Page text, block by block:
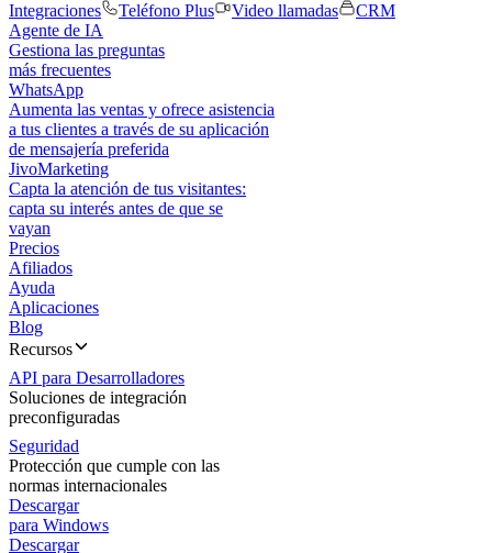
Integraciones
Teléfono Plus Video llamadas
CRM
Agente de IA
Gestiona las preguntas
más frecuentes
WhatsApp
Aumenta las ventas y ofrece asistencia
a tus clientes a través de su aplicación
de mensajería preferida
JivoMarketing
Capta la atención de tus visitantes:
capta su interés antes de que se
vayan
Precios
Afiliados
Ayuda
Aplicaciones
Blog
Recursos
API para Desarrolladores
Soluciones de integración
preconfiguradas
Seguridad
Protección que cumple con las
normas internacionales
Descargar
para Windows
Descargar